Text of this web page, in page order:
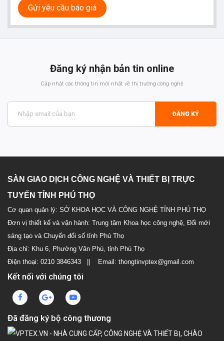
Gửi yêu cầu báo giá
Đăng ký nhận bản tin online
Cập nhật các thông tin mới nhất về thị trường công nghệ
ĐĂNG KÝ
SÀN GIAO DỊCH CÔNG NGHỆ VÀ THIẾT BỊ TRỰC
TUYẾN TỈNH PHÚ THỌ
Cơ quan quản lý: SỞ KHOA HỌC VÀ CÔNG NGHỆ TỈNH PHÚ THỌ
Đơn vị thiết kế và vận hành: Trung tâm Khoa học công nghệ, Đổi mới
sáng tạo và Chuyển đổi số tỉnh Phú Thọ
Địa chỉ: Khu 6, Phường Vân Phú, tỉnh Phú Thọ
Điện thoại: 0210 3846343 || Email: thongtinvptex@gmail.com
Kết nối với chúng tôi
Đã đăng ký bộ công thương